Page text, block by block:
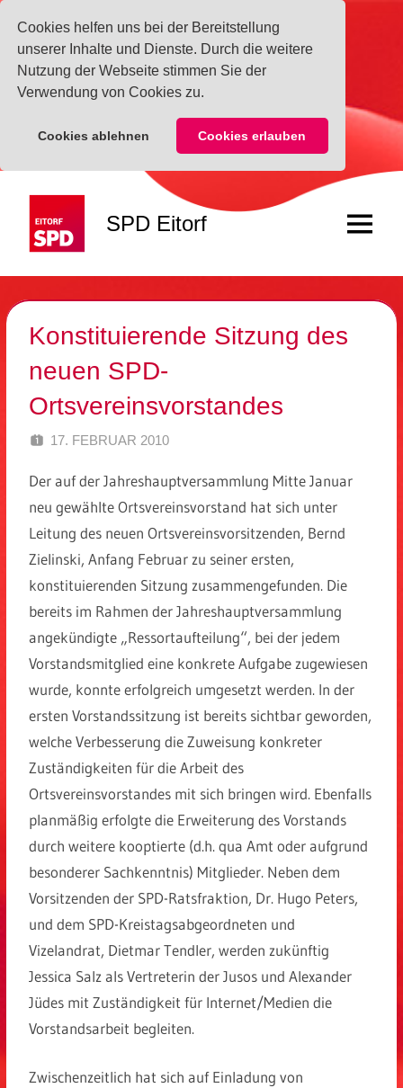
Cookies helfen uns bei der Bereitstellung
unserer Inhalte und Dienste. Durch die weitere
Nutzung der Webseite stimmen Sie der
Verwendung von Cookies zu.
Cookies ablehnen Cookies erlauben
springen
SPD Eitorf Menü
Konstituierende Sitzung des
neuen SPD-
Ortsvereinsvorstandes
17. FEBRUAR 2010
Der auf der Jahreshauptversammlung Mitte Januar
neu gewählte Ortsvereinsvorstand hat sich unter
Leitung des neuen Ortsvereinsvorsitzenden, Bernd
Zielinski, Anfang Februar zu seiner ersten,
konstituierenden Sitzung zusammengefunden. Die
bereits im Rahmen der Jahreshauptversammlung
angekündigte „Ressortaufteilung“, bei der jedem
Vorstandsmitglied eine konkrete Aufgabe zugewiesen
wurde, konnte erfolgreich umgesetzt werden. In der
ersten Vorstandssitzung ist bereits sichtbar geworden,
welche Verbesserung die Zuweisung konkreter
Zuständigkeiten für die Arbeit des
Ortsvereinsvorstandes mit sich bringen wird. Ebenfalls
planmäßig erfolgte die Erweiterung des Vorstands
durch weitere kooptierte (d.h. qua Amt oder aufgrund
besonderer Sachkenntnis) Mitglieder. Neben dem
Vorsitzenden der SPD-Ratsfraktion, Dr. Hugo Peters,
und dem SPD-Kreistagsabgeordneten und
Vizelandrat, Dietmar Tendler, werden zukünftig
Jessica Salz als Vertreterin der Jusos und Alexander
Jüdes mit Zuständigkeit für Internet/Medien die
Vorstandsarbeit begleiten.
Zwischenzeitlich hat sich auf Einladung von